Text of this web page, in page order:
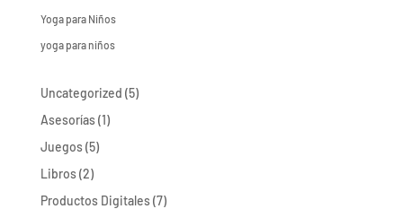
Yoga para Niños
yoga para niños
Uncategorized 55
Asesorías 11
Juegos 55
Libros 22
productos
Productos Digitales 77